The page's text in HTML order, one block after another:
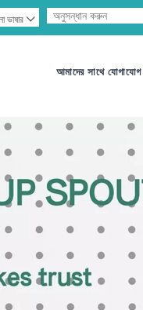
ভাষার 
আমাদের সাথে